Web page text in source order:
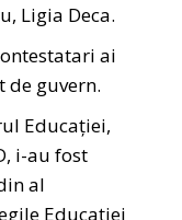
Ligia Deca.
ai
guvern.
Educaţiei,
i-au fost
al
Educației